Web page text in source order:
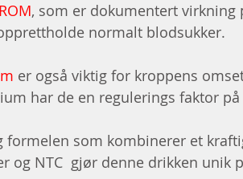
, som er dokumentert virkning
normalt blodsukker.
er også viktig for kroppens
har de en regulerings faktor
formelen som kombinerer et
og NTC  gjør denne drikken unik